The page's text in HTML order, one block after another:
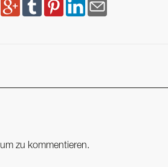
um zu kommentieren.